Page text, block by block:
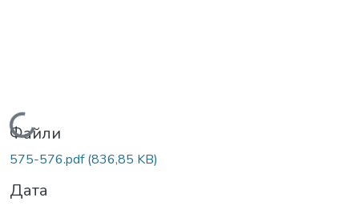
Вантажиться...
Файли
575-576.pdf(836,85 KB)
Дата